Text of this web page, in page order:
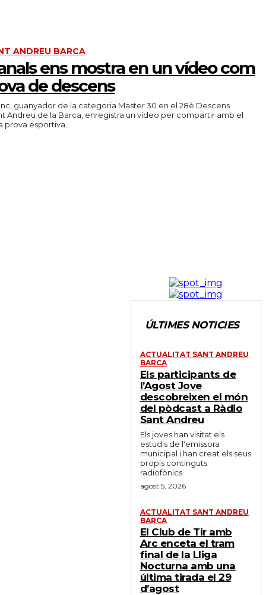
ANDREU BARCA
ens mostra en un vídeo com
de descens
guanyador de la categoria Master 30 en el 28è Descens
Andreu de la Barca, enregistra un vídeo per compartir amb el
ÚLTIMES NOTICIES
ACTUALITAT SANT ANDREU
BARCA
Els participants de
l’Agost Jove
descobreixen el món
del pòdcast a Ràdio
Sant Andreu
Els joves han visitat els
estudis de l'emissora
municipal i han creat els seus
propis continguts
radiofònics.
agost 5, 2026
ACTUALITAT SANT ANDREU
BARCA
El Club de Tir amb
Arc enceta el tram
final de la Lliga
Nocturna amb una
última tirada el 29
d’agost